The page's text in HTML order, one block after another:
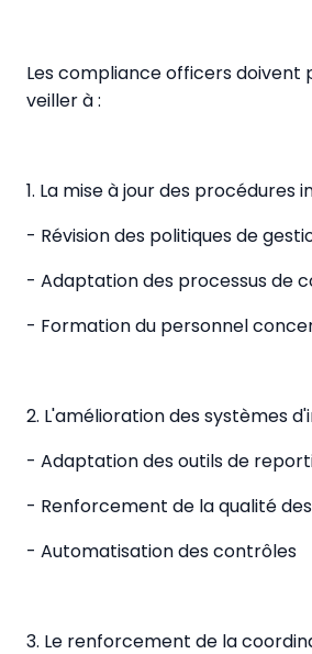
Les compliance officers
veiller à :
1. La mise à jour des procédures
- Révision des politiques de
- Adaptation des processus de
- Formation du personnel
2. L'amélioration des systèmes
- Adaptation des outils de
- Renforcement de la qualité
- Automatisation des contrôles
3. Le renforcement de la